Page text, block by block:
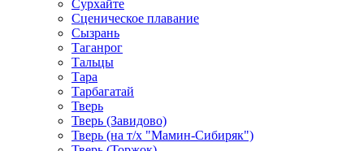
Сурхайте
Сценическое плавание
Сызрань
Таганрог
Тальцы
Тара
Тарбагатай
Тверь
Тверь (Завидово)
Тверь (на т/х "Мамин-Сибиряк")